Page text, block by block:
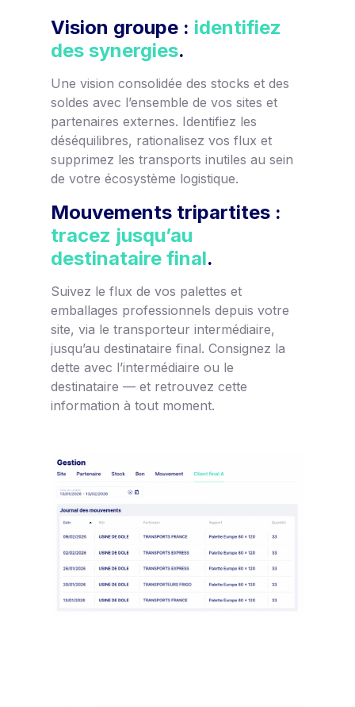
Vision groupe : identifiez
des synergies.
Une vision consolidée des stocks et des
soldes avec l’ensemble de vos sites et
partenaires externes. Identifiez les
déséquilibres, rationalisez vos flux et
supprimez les transports inutiles au sein
de votre écosystème logistique.
Mouvements tripartites :
tracez jusqu’au
destinataire final.
Suivez le flux de vos palettes et
emballages professionnels depuis votre
site, via le transporteur intermédiaire,
jusqu’au destinataire final. Consignez la
dette avec l’intermédiaire ou le
destinataire — et retrouvez cette
information à tout moment.